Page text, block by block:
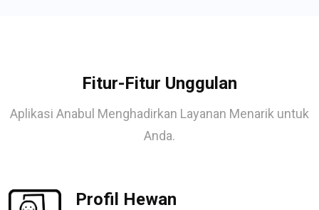
Fitur-Fitur Unggulan
Aplikasi Anabul Menghadirkan Layanan Menarik untuk
Anda.
Profil Hewan